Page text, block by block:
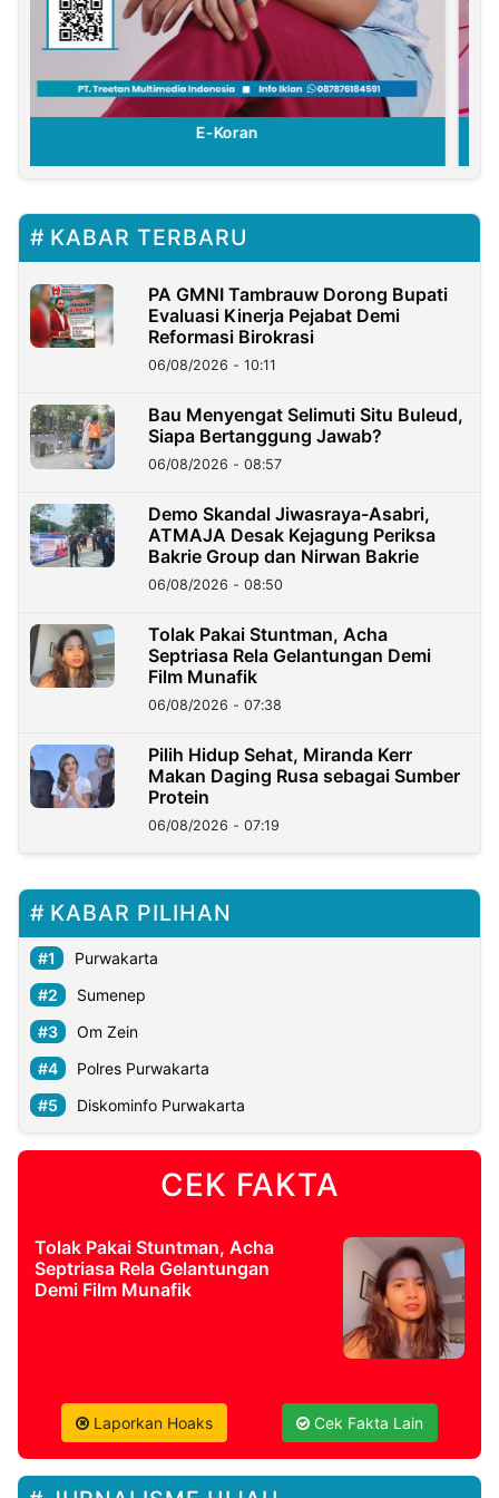
E-Koran
KABAR TERBARU
PA GMNI Tambrauw Dorong Bupati
Evaluasi Kinerja Pejabat Demi
Reformasi Birokrasi
06/08/2026 - 10:11
Bau Menyengat Selimuti Situ Buleud,
Siapa Bertanggung Jawab?
06/08/2026 - 08:57
Demo Skandal Jiwasraya-Asabri,
ATMAJA Desak Kejagung Periksa
Bakrie Group dan Nirwan Bakrie
06/08/2026 - 08:50
Tolak Pakai Stuntman, Acha
Septriasa Rela Gelantungan Demi
Film Munafik
06/08/2026 - 07:38
Pilih Hidup Sehat, Miranda Kerr
Makan Daging Rusa sebagai Sumber
Protein
06/08/2026 - 07:19
KABAR PILIHAN
Purwakarta
Sumenep
Om Zein
Polres Purwakarta
Diskominfo Purwakarta
CEK FAKTA
Tolak Pakai Stuntman, Acha
Septriasa Rela Gelantungan
Demi Film Munafik
Laporkan Hoaks Cek Fakta Lain